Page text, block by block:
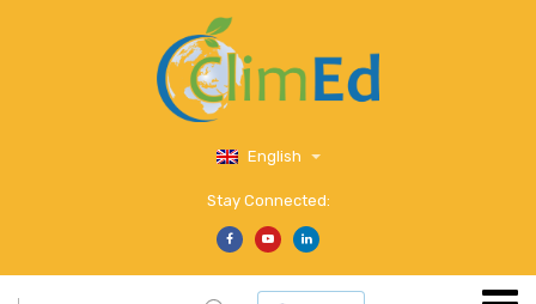
English
Stay Connected: